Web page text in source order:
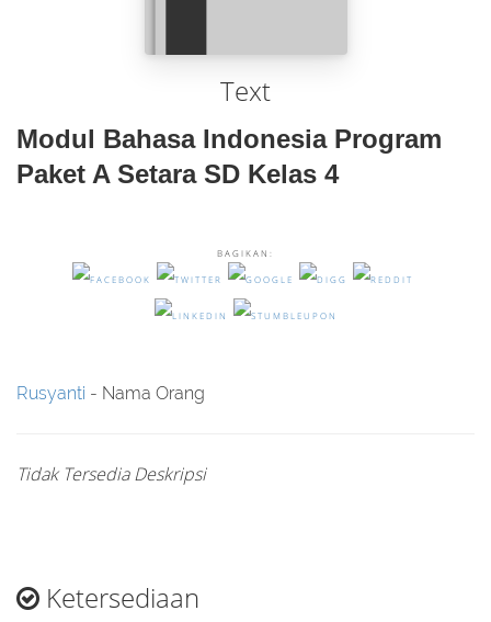
Text
Modul Bahasa Indonesia Program
Paket A Setara SD Kelas 4
BAGIKAN:
Rusyanti - Nama Orang
Tidak Tersedia Deskripsi
Ketersediaan